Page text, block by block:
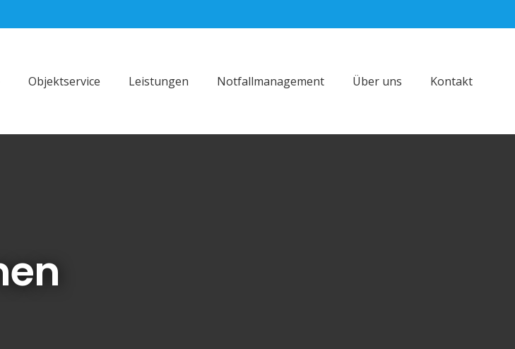
Objektservice Leistungen Notfallmanagement Über uns Kontakt